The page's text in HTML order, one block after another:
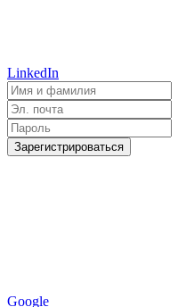
LinkedIn
Зарегистрироваться
Google